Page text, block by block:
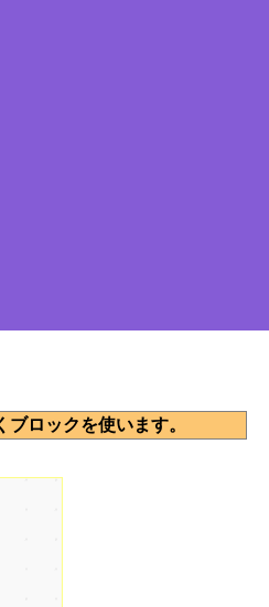
ロックを使います。